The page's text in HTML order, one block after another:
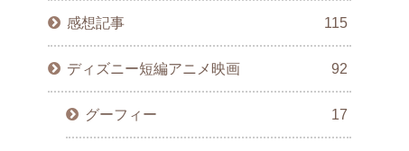
感想記事 115
ディズニー短編アニメ映画 92
グーフィー 17